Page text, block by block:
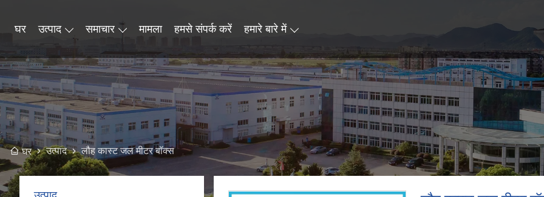
घर उत्पाद समाचार मामला हमसे संपर्क करें हमारे बारे में
घर उत्पाद लौह कास्ट जल मीटर बॉक्स